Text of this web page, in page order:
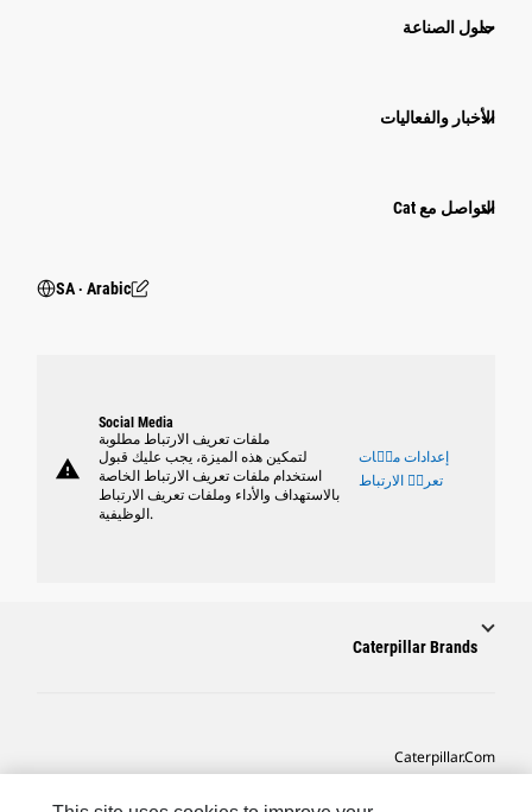
حلول الصناعة
الأخبار والفعاليات
التواصل مع Cat
SA ‧ Arabic
warning
Social Media
ملفات تعريف الارتباط مطلوبة
لتمكين هذه الميزة، يجب عليك قبول
استخدام ملفات تعريف الارتباط الخاصة
بالاستهداف والأداء وملفات تعريف الارتباط
الوظيفية.
إعدادات ملٝات
تعريٝ الارتباط
Caterpillar Brands
Caterpillar.com